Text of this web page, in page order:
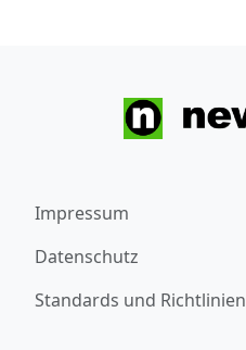
Impressum
Datenschutz
Standards und Richtlinien